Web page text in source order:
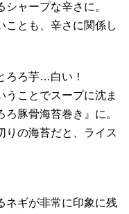
ャープな辛さに。
ことも、辛さに関係し
ろろ芋…白い！
うことでスープに沈ま
豚骨海苔巻き』に。
りの海苔だと、ライス
ネギが非常に印象に残